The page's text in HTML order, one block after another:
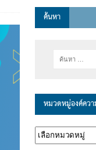
ค้นหา
หมวดหมู่องค์คว